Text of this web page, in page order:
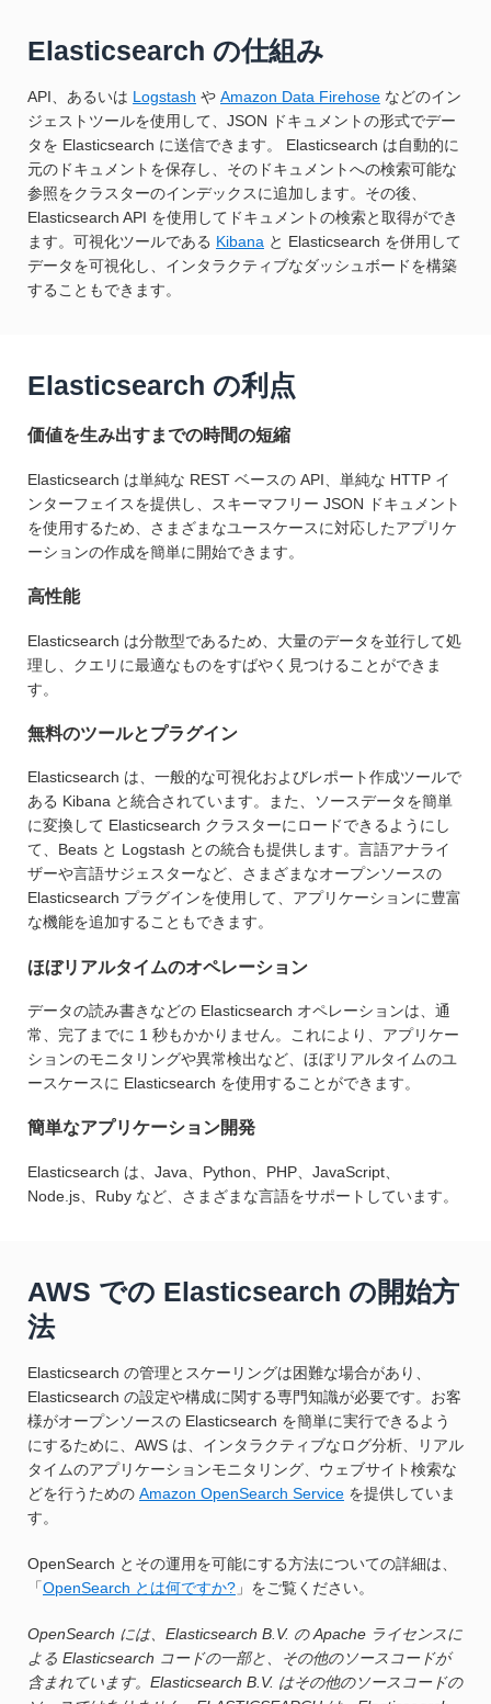
Elasticsearch の仕組み
API、あるいは Logstash や Amazon Data Firehose などのイン
ジェストツールを使用して、JSON ドキュメントの形式でデー
タを Elasticsearch に送信できます。 Elasticsearch は自動的に
元のドキュメントを保存し、そのドキュメントへの検索可能な
参照をクラスターのインデックスに追加します。その後、
Elasticsearch API を使用してドキュメントの検索と取得ができ
ます。可視化ツールである Kibana と Elasticsearch を併用して
データを可視化し、インタラクティブなダッシュボードを構築
することもできます。
Elasticsearch の利点
価値を生み出すまでの時間の短縮
Elasticsearch は単純な REST ベースの API、単純な HTTP イ
ンターフェイスを提供し、スキーマフリー JSON ドキュメント
を使用するため、さまざまなユースケースに対応したアプリケ
ーションの作成を簡単に開始できます。
高性能
Elasticsearch は分散型であるため、大量のデータを並行して処
理し、クエリに最適なものをすばやく見つけることができま
す。
無料のツールとプラグイン
Elasticsearch は、一般的な可視化およびレポート作成ツールで
ある Kibana と統合されています。また、ソースデータを簡単
に変換して Elasticsearch クラスターにロードできるようにし
て、Beats と Logstash との統合も提供します。言語アナライ
ザーや言語サジェスターなど、さまざまなオープンソースの
Elasticsearch プラグインを使用して、アプリケーションに豊富
な機能を追加することもできます。
ほぼリアルタイムのオペレーション
データの読み書きなどの Elasticsearch オペレーションは、通
常、完了までに 1 秒もかかりません。これにより、アプリケー
ションのモニタリングや異常検出など、ほぼリアルタイムのユ
ースケースに Elasticsearch を使用することができます。
簡単なアプリケーション開発
Elasticsearch は、Java、Python、PHP、JavaScript、
Node.js、Ruby など、さまざまな言語をサポートしています。
AWS での Elasticsearch の開始方
法
Elasticsearch の管理とスケーリングは困難な場合があり、
Elasticsearch の設定や構成に関する専門知識が必要です。お客
様がオープンソースの Elasticsearch を簡単に実行できるよう
にするために、AWS は、インタラクティブなログ分析、リアル
タイムのアプリケーションモニタリング、ウェブサイト検索な
どを行うための Amazon OpenSearch Service を提供していま
す。
OpenSearch とその運用を可能にする方法についての詳細は、
「OpenSearch とは何ですか? 」をご覧ください。
OpenSearch には、Elasticsearch B.V. の Apache ライセンスに
よる Elasticsearch コードの一部と、その他のソースコードが
含まれています。Elasticsearch B.V. はその他のソースコードの